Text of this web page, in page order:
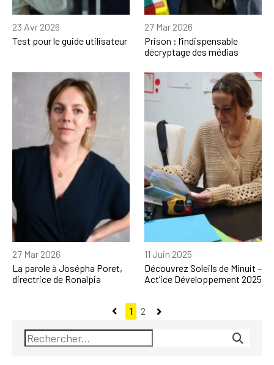
23 Avr 2026
Test pour le guide utilisateur
27 Mar 2026
Prison : l’indispensable
décryptage des médias
27 Mar 2026
La parole à Josépha Poret,
directrice de Ronalpia
11 Juin 2025
Découvrez Soleils de Minuit –
Act’ice Développement 2025
1 2